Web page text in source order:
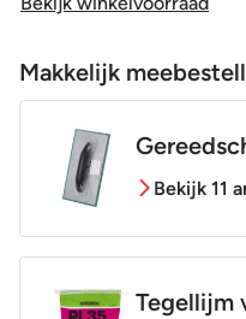
Makkelijk
Bekijk 11
Tegellijm